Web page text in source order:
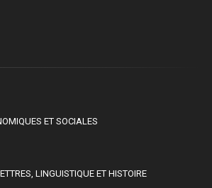
ET SOCIALES
LINGUISTIQUE ET HISTOIRE